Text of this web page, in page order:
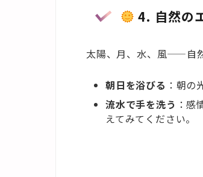
4. 自然の
太陽、月、水、風——自
朝日を浴びる ：朝の
流水で手を洗う ：感
えてみてください。